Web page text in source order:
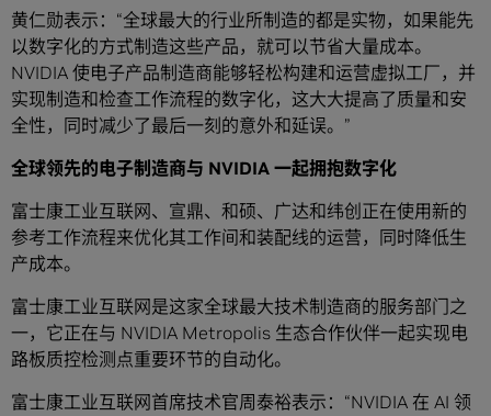
黄仁勋表示：“全球最大的行业所制造的都是实物，如果能先
以数字化的方式制造这些产品，就可以节省大量成本。
NVIDIA 使电子产品制造商能够轻松构建和运营虚拟工厂，并
实现制造和检查工作流程的数字化，这大大提高了质量和安
全性，同时减少了最后一刻的意外和延误。”
全球领先的电子制造商与 NVIDIA 一起拥抱数字化
富士康工业互联网、宣鼎、和硕、广达和纬创正在使用新的
参考工作流程来优化其工作间和装配线的运营，同时降低生
产成本。
富士康工业互联网是这家全球最大技术制造商的服务部门之
一，它正在与 NVIDIA Metropolis 生态合作伙伴一起实现电
路板质控检测点重要环节的自动化。
富士康工业互联网首席技术官周泰裕表示：“NVIDIA 在 AI 领